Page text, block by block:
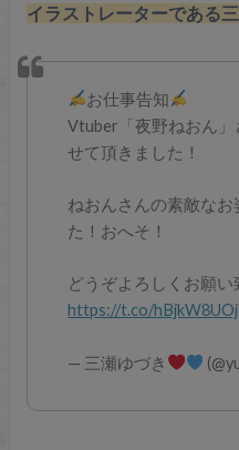
イラストレーターである三
お仕事告知
Vtuber「夜野ねおん」
せて頂きました！
ねおんさんの素敵な
た！おへそ！
どうぞよろしくお願い
https://t.co/
— 三瀬ゆづき